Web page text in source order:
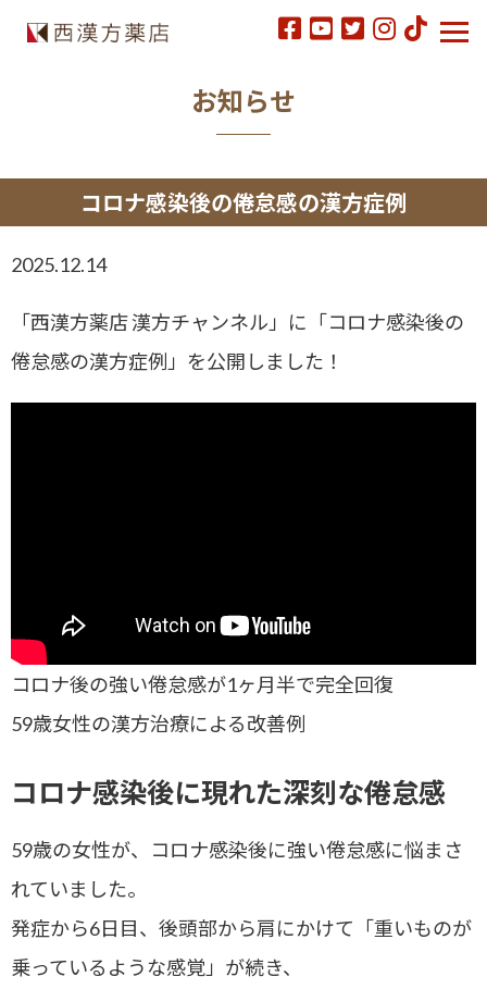
お知らせ
コロナ感染後の倦怠感の漢方症例
2025.12.14
「西漢方薬店 漢方チャンネル」に「コロナ感染後の
倦怠感の漢方症例」を公開しました！
コロナ後の強い倦怠感が1ヶ月半で完全回復
59歳女性の漢方治療による改善例
コロナ感染後に現れた深刻な倦怠感
59歳の女性が、コロナ感染後に強い倦怠感に悩まさ
れていました。
発症から6日目、後頭部から肩にかけて「重いものが
乗っているような感覚」が続き、